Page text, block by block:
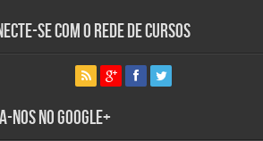
se com o Rede de Cursos
nos no Google+